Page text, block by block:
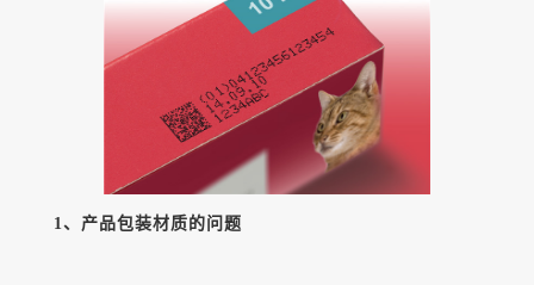
1、产品包装材质的问题